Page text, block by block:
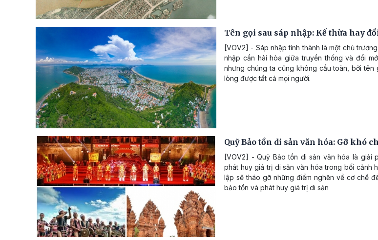
Tên gọi sau sáp nhập: Kế thừa hay
[VOV2] - Sáp nhập tỉnh thành là một chủ
nhập cần hài hòa giữa truyền thống và đổi
nhưng chúng ta cũng không cầu toàn, bởi tên
lòng được tất cả mọi người.
Quỹ Bảo tồn di sản văn hóa: Gỡ khó
[VOV2] - Quỹ Bảo tồn di sản văn hóa là giải
phát huy giá trị di sản văn hóa trong bối cảnh
lập sẽ tháo gỡ những điểm nghẽn về cơ chế
bảo tồn và phát huy giá trị di sản